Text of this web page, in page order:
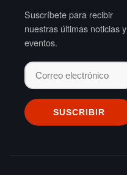
Suscríbete para recibir
nuestras últimas noticias y
eventos.